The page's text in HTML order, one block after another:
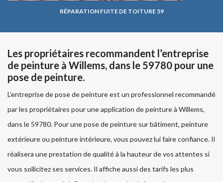
RÉPARATION FUITE DE TOITURE 59
Les propriétaires recommandent l’entreprise
de peinture à Willems, dans le 59780 pour une
pose de peinture.
L’entreprise de pose de peinture est un professionnel recommandé
par les propriétaires pour une application de peinture à Willems,
dans le 59780. Pour une pose de peinture sur bâtiment, peinture
extérieure ou peinture intérieure, vous pouvez lui faire confiance. Il
réalisera une prestation de qualité à la hauteur de vos attentes si
vous sollicitez ses services. Il affiche aussi des tarifs les plus